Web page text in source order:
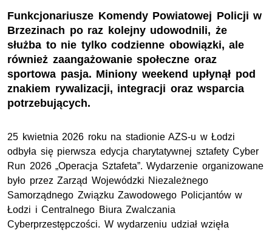
Funkcjonariusze Komendy Powiatowej Policji w
Brzezinach po raz kolejny udowodnili, że
służba to nie tylko codzienne obowiązki, ale
również zaangażowanie społeczne oraz
sportowa pasja. Miniony weekend upłynął pod
znakiem rywalizacji, integracji oraz wsparcia
potrzebujących.
25 kwietnia 2026 roku na stadionie AZS-u w Łodzi
odbyła się pierwsza edycja charytatywnej sztafety Cyber
Run 2026 „Operacja Sztafeta”. Wydarzenie organizowane
było przez Zarząd Wojewódzki Niezależnego
Samorządnego Związku Zawodowego Policjantów w
Łodzi i Centralnego Biura Zwalczania
Cyberprzestępczości. W wydarzeniu udział wzięła